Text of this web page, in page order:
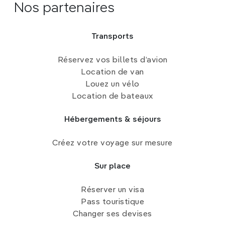
Nos partenaires
Transports
Réservez vos billets d’avion
Location de van
Louez un vélo
Location de bateaux
Hébergements & séjours
Créez votre voyage sur mesure
Sur place
Réserver un visa
Pass touristique
Changer ses devises